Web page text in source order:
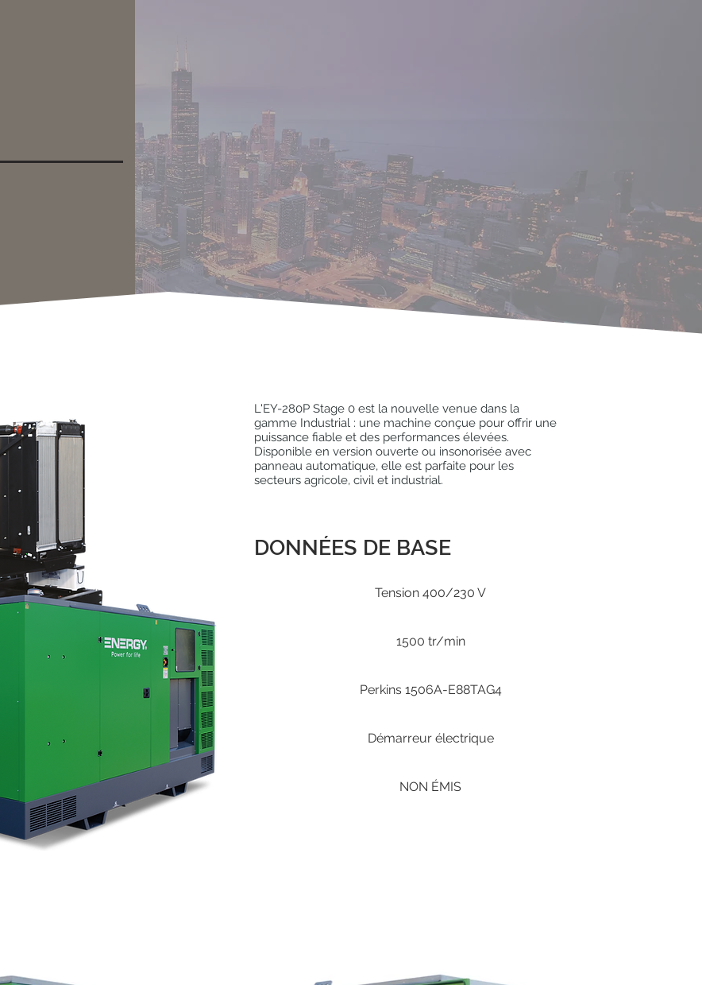
L'EY-280P Stage 0 est la nouvelle venue dans la
gamme Industrial : une machine conçue pour offrir une
puissance fiable et des performances élevées.
Disponible en version ouverte ou insonorisée avec
panneau automatique, elle est parfaite pour les
secteurs agricole, civil et industrial.
DONNÉES DE BASE
Tension 400/230 V
1500 tr/min
Perkins 1506A-E88TAG4
Démarreur électrique
NON ÉMIS